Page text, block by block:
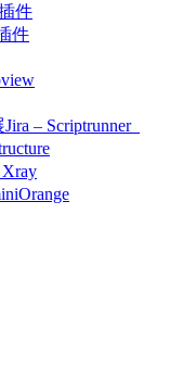
件
件
– Scriptrunner